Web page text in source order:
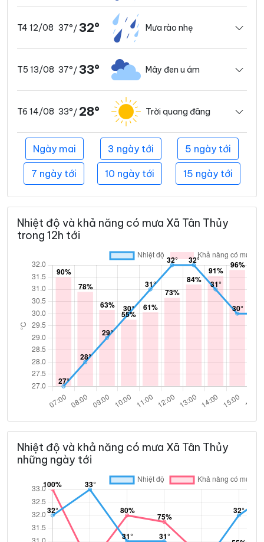
T4 12/08 37°/ 32° Mưa rào nhẹ
T5 13/08 37°/ 33° Mây đen u ám
T6 14/08 33°/ 28° Trời quang đãng
Ngày mai 3 ngày tới 5 ngày tới
7 ngày tới 10 ngày tới 15 ngày tới
Nhiệt độ và khả năng có mưa Xã Tân Thủy
trong 12h tới
Nhiệt độ và khả năng có mưa Xã Tân Thủy
những ngày tới